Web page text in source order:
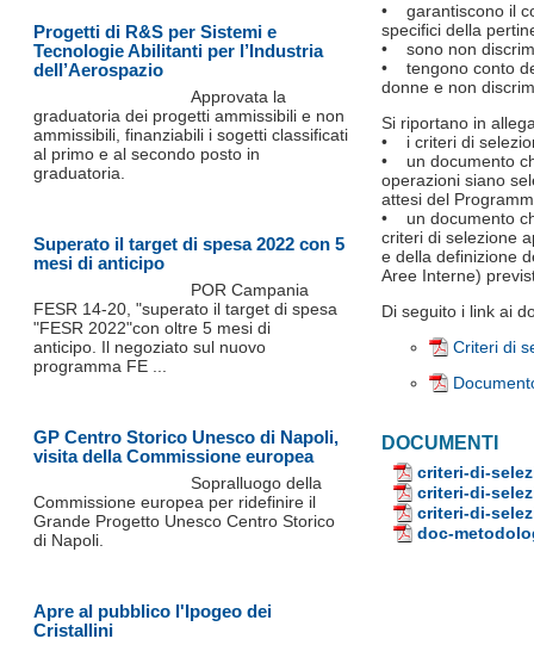
• garantiscono il
specifici della
• sono non
• tengono conto
donne e non
Si riportano in
• i criteri di
• un documento
operazioni siano
attesi del
• un documento
criteri di selezione
e della definizione
Aree Interne)
Di seguito i link ai
Criteri di
DOCUMENTI
criteri-di-
criteri-di-
criteri-di-
doc-
Progetti di R&S per Sistemi e
Tecnologie Abilitanti per l’Industria
dell’Aerospazio
Approvata la
graduatoria dei progetti ammissibili e non
ammissibili, finanziabili i sogetti classificati
al primo e al secondo posto in
graduatoria.
Superato il target di spesa 2022 con 5
mesi di anticipo
POR Campania
FESR 14-20, "superato il target di spesa
"FESR 2022"con oltre 5 mesi di
anticipo. Il negoziato sul nuovo
programma FE ...
GP Centro Storico Unesco di Napoli,
visita della Commissione europea
Sopralluogo della
Commissione europea per ridefinire il
Grande Progetto Unesco Centro Storico
di Napoli.
Apre al pubblico l'Ipogeo dei
Cristallini